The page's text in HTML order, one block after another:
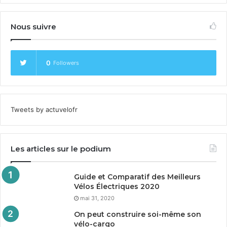
Nous suivre
0 Followers
Tweets by actuvelofr
Les articles sur le podium
Guide et Comparatif des Meilleurs
Vélos Électriques 2020
mai 31, 2020
On peut construire soi-même son
vélo-cargo